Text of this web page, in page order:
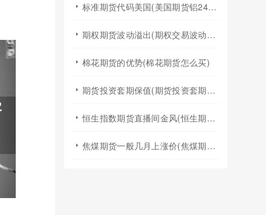
标准期货代码美国(美国期货铝24小时行情代码)
期权期货波动溢出(期权交易波动率)
棉花期货的优势(棉花期货怎么买)
期货投资套期保值(期货投资套期保值什么意思)
恒生指数期货直播间金风(恒生期货夜盘行情)
焦煤期货一般几月上涨价(焦煤期货夏天涨价吗)